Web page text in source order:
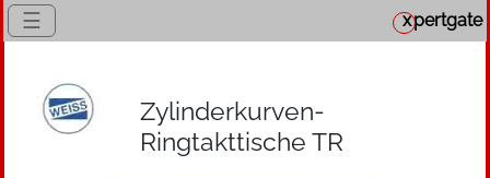
☰ xpertgate
Zylinderkurven-
Ringtakttische TR